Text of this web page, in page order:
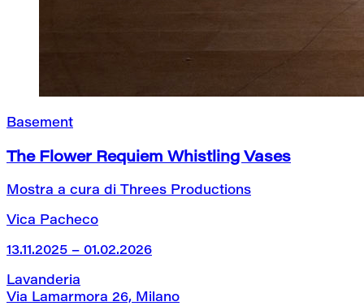
Basement
The Flower Requiem Whistling Vases
Mostra a cura di Threes Productions
Vica Pacheco
13.11.2025 – 01.02.2026
Lavanderia
Via Lamarmora 26, Milano